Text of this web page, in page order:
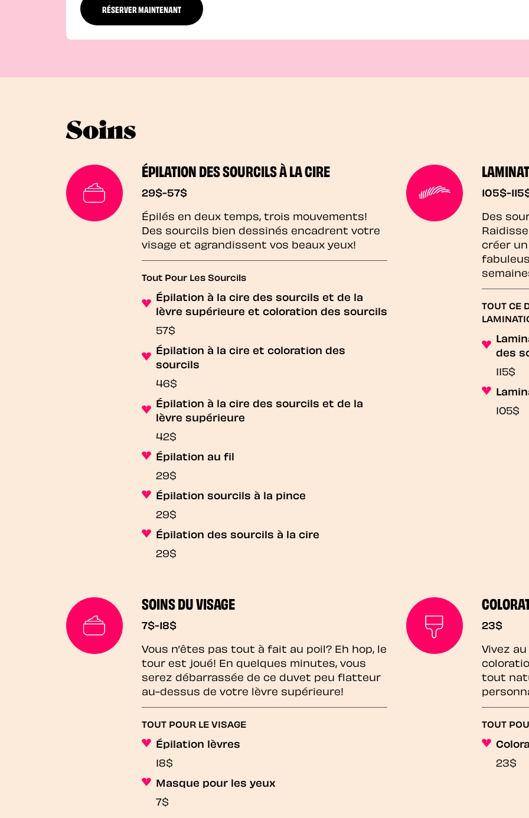
RÉSERVER MAINTENANT
Soins
ÉPILATION DES SOURCILS À LA CIRE
29$-57$
Épilés en deux temps, trois mouvements!
Des sourcils bien dessinés encadrent votre
visage et agrandissent vos beaux yeux!
Tout Pour Les Sourcils
Épilation à la cire des sourcils et de la
lèvre supérieure et coloration des sourcils
57$
Épilation à la cire et coloration des
sourcils
46$
Épilation à la cire des sourcils et de la
lèvre supérieure
42$
Épilation au fil
29$
Épilation sourcils à la pince
29$
Épilation des sourcils à la cire
29$
105$-
Des
créer
TOUT CE
des
115$
105$
SOINS DU VISAGE
7$-18$
Vous n’êtes pas tout à fait au poil? Eh hop, le
tour est joué! En quelques minutes, vous
serez débarrassée de ce duvet peu flatteur
au-dessus de votre lèvre supérieure!
TOUT POUR LE VISAGE
Épilation lèvres
18$
Masque pour les yeux
7$
23$
Vivez
tout
TOUT
23$